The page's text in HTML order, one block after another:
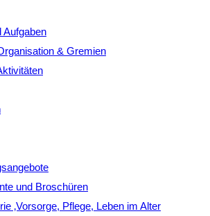
Aufgaben
& Gremien
und Broschüren
‚Vorsorge, Pflege, Leben im Alter